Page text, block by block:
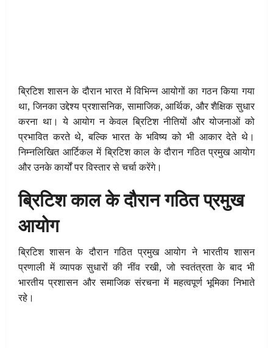
ब्रिटिश शासन के दौरान भारत में विभिन्न आयोगों का गठन किया गया
था, जिनका उद्देश्य प्रशासनिक, सामाजिक, आर्थिक, और शैक्षिक सुधार
करना था। ये आयोग न केवल ब्रिटिश नीतियों और योजनाओं को
प्रभावित करते थे, बल्कि भारत के भविष्य को भी आकार देते थे।
निम्नलिखित आर्टिकल में ब्रिटिश काल के दौरान गठित प्रमुख आयोग
और उनके कार्यों पर विस्तार से चर्चा करेंगे।
ब्रिटिश काल के दौरान गठित प्रमुख
आयोग
ब्रिटिश शासन के दौरान गठित प्रमुख आयोग ने भारतीय शासन
प्रणाली में व्यापक सुधारों की नींव रखी, जो स्वतंत्रता के बाद भी
भारतीय प्रशासन और समाजिक संरचना में महत्वपूर्ण भूमिका निभाते
रहे।